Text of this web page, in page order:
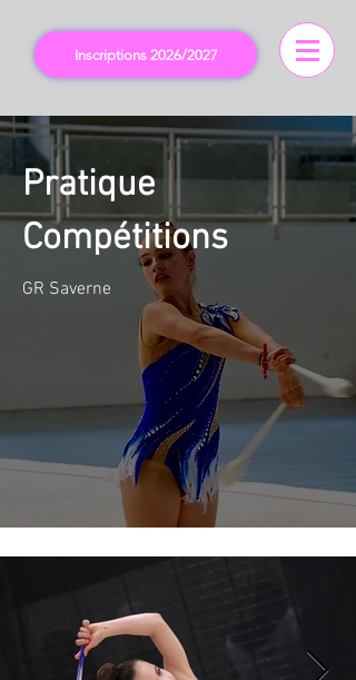
Inscriptions 2026/2027
Pratique
Compétitions
GR Saverne